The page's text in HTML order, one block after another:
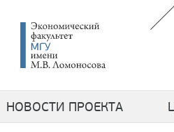
НОВОСТИ ПРОЕКТА